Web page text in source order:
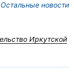
Остальные новости
Иркутской